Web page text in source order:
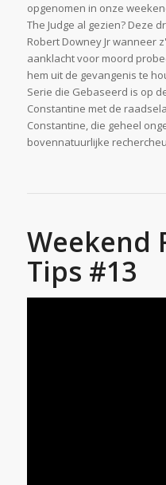
opgenomen in onze
The Judge al gezien? Deze
Robert Downey Jr wanneer
aanklacht voor moord
hem uit de gevangenis te
Serie die Gebaseerd is op
Constantine met de
Constantine, die geheel
bovennatuurlijke
Weekend
Tips #13